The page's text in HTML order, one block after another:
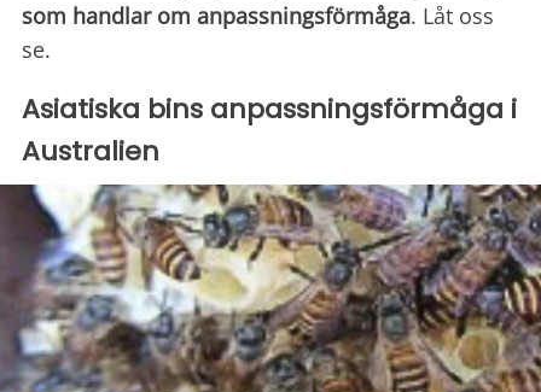
som handlar om anpassningsförmåga. Låt oss
se.
Asiatiska bins anpassningsförmåga i
Australien